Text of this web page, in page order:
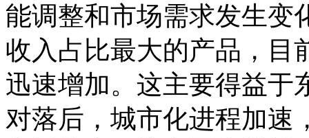
能调整和市场需求发生变
收入占比最大的产品，目
迅速增加。这主要得益于
对落后，城市化进程加速